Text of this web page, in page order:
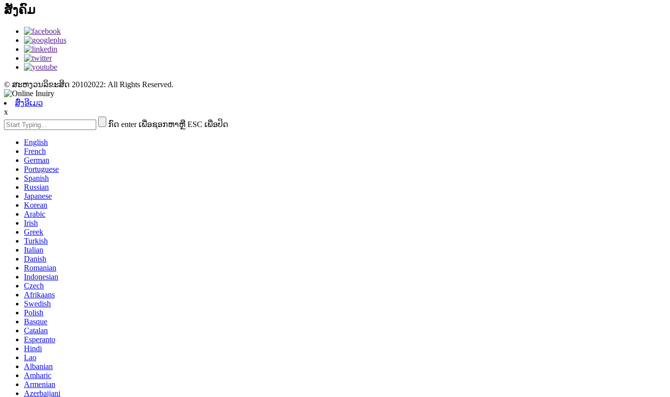
ສັງຄົມ
© ສະຫງວນລິຂະສິດ 20102022: All Rights Reserved.
ສົ່ງອີເມວ
x
ກົດ enter ເພື່ອຊອກຫາຫຼື ESC ເພື່ອປິດ
English
French
German
Portuguese
Spanish
Russian
Japanese
Korean
Arabic
Irish
Greek
Turkish
Italian
Danish
Romanian
Indonesian
Czech
Afrikaans
Swedish
Polish
Basque
Catalan
Esperanto
Hindi
Lao
Albanian
Amharic
Armenian
Azerbaijani